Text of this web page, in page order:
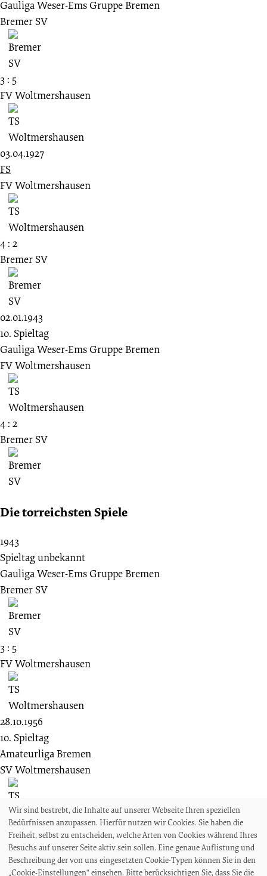
Gauliga Weser-Ems Gruppe Bremen
Bremer SV
3 : 5
FV Woltmershausen
03.04.1927
FS
FV Woltmershausen
4 : 2
Bremer SV
02.01.1943
10. Spieltag
Gauliga Weser-Ems Gruppe Bremen
FV Woltmershausen
4 : 2
Bremer SV
Die torreichsten Spiele
1943
Spieltag unbekannt
Gauliga Weser-Ems Gruppe Bremen
Bremer SV
3 : 5
FV Woltmershausen
28.10.1956
10. Spieltag
Amateurliga Bremen
SV Woltmershausen
4 : 4
Bremer SV
Wir sind bestrebt, die Inhalte auf unserer Webseite Ihren speziellen
Bedürfnissen anzupassen. Hierfür nutzen wir Cookies. Sie haben die
Freiheit, selbst zu entscheiden, welche Arten von Cookies während Ihres
Besuchs auf unserer Seite aktiv sein sollen. Eine genaue Auflistung und
Beschreibung der von uns eingesetzten Cookie-Typen können Sie in den
„Cookie-Einstellungen“ einsehen. Bitte berücksichtigen Sie, dass Sie die